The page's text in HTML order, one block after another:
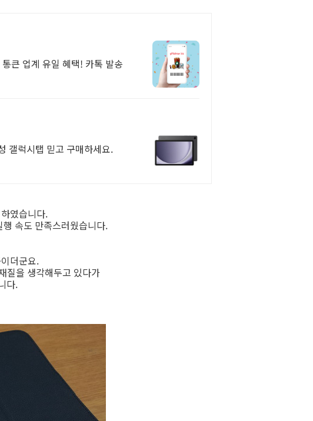
큰 업계 유일 혜택! 카톡 발송
갤럭시탭 믿고 구매하세요.
였습니다.
속도 만족스러웠습니다.
더군요.
질을 생각해두고 있다가
다.